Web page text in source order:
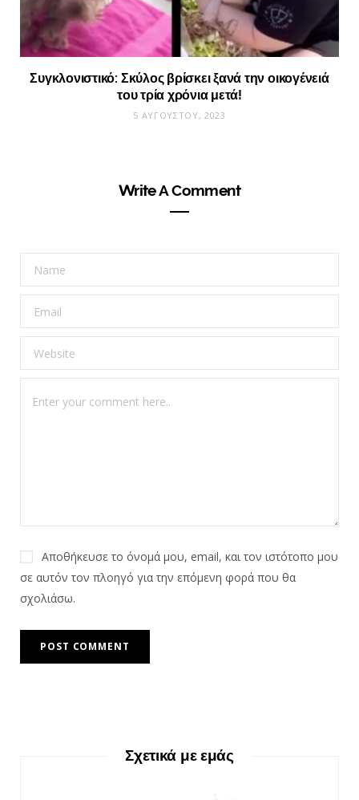
Συγκλονιστικό: Σκύλος βρίσκει ξανά την οικογένειά
του τρία χρόνια μετά!
5 ΑΥΓΟΎΣΤΟΥ, 2023
Write A Comment
Αποθήκευσε το όνομά μου, email, και τον ιστότοπο μου
σε αυτόν τον πλοηγό για την επόμενη φορά που θα
σχολιάσω.
Σχετικά με εμάς